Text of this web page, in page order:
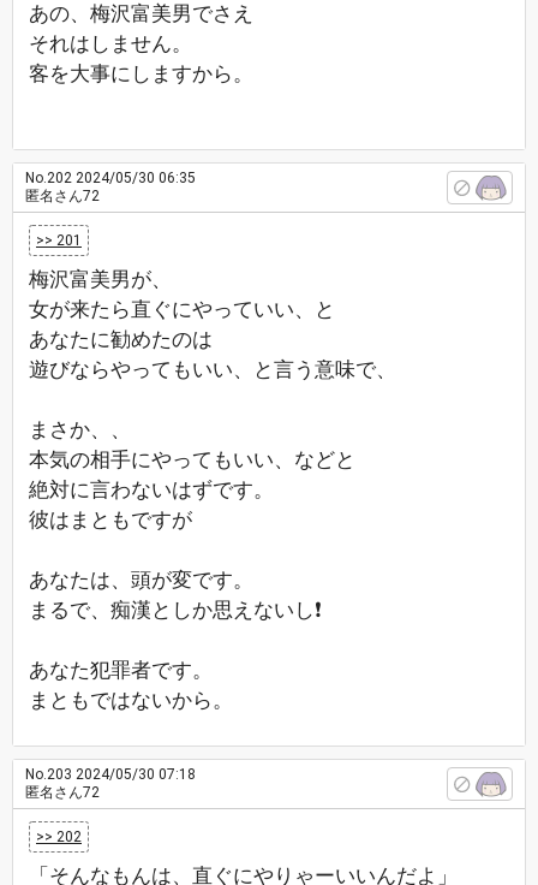
あの、梅沢富美男でさえ
それはしません。
客を大事にしますから。
No.202 2024/05/30 06:35
匿名さん72
>> 201
梅沢富美男が、
女が来たら直ぐにやっていい、と
あなたに勧めたのは
遊びならやってもいい、と言う意味で、
まさか、、
本気の相手にやってもいい、などと
絶対に言わないはずです。
彼はまともですが
あなたは、頭が変です。
まるで、痴漢としか思えないし❗
あなた犯罪者です。
まともではないから。
No.203 2024/05/30 07:18
匿名さん72
>> 202
「そんなもんは、直ぐにやりゃーいいんだよ」